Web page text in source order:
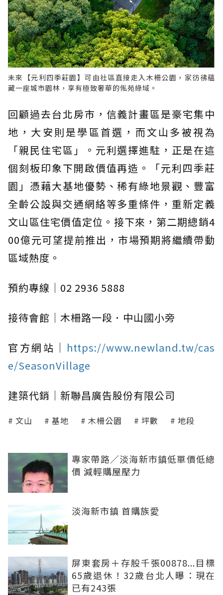
未來【元利四季莊園】可由社區直接走入木柵公園，家彷彿蘊
藏一座城市園林，享有極致奢華的俬苑綠域。
回顧過去台北房市，信義計畫區是豪宅集中
地，大安則是學區首選，而文山多被視為
「親民住宅區」。元利選擇進駐，正是在這
個刻板印象下開啟價值再造。「元利四季莊
園」憑藉大基地優勢、稀有綠地景觀、豐富
全齡公設與交通網絡等多重條件，重新定義
文山區住宅價值定位。接下來，第二期總銷4
00億元可望提前推出，市場預期將繼續帶動
區域熱度。
預約專線｜02 2936 5888
接待會館｜木柵路一段．中山國小旁
官方網站｜ https://www.newland.tw/cas
e/SeasonVillage
建築代銷｜新聯昌廣告股份有限公司
文山 基地 木柵公園 坪數 地段
專家帶路／淡海新市鎮低單價低總
價 減輕購屋壓力
淡海新市鎮 首購族愛
屏東套房＋存股千張00878...目標
65歲退休！32歲台北人曝：現在
已有243張